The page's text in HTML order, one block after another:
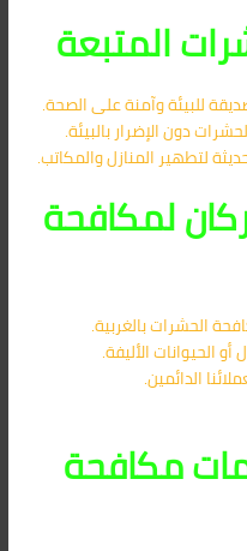
المتبعة
للبيئة وآمنة على الصحة.
دون الإضرار بالبيئة.
لتطهير المنازل والمكاتب.
لمكافحة
الحيوانات الأليفة.
الدائمين.
مكافحة